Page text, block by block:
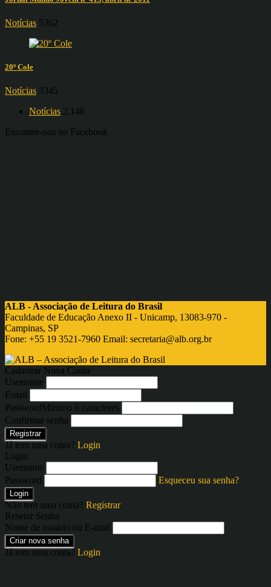
Notícias 5362
20º Cole
Notícias 3345
Notícias 2.146
Encontre-nos no Facebook
ALB - Associação de Leitura do Brasil
Faculdade de Educação Anexo II - Unicamp, 13083-970 -
Campinas, SP
Fone: +55 19 3521-7960 Email: secretaria@alb.org.br
Cadastrar Nova Conta
Username
Email
PasswordMínimo 6 caracteres
Confirmar senha
Registrar
Já tem uma conta? Login
Login
Username
Password
Esqueceu sua senha?
Login
Não tem uma conta? Registrar
Resetar Senha
Nome de usuário ou E-mail
Criar nova senha
Já tem uma conta? Login